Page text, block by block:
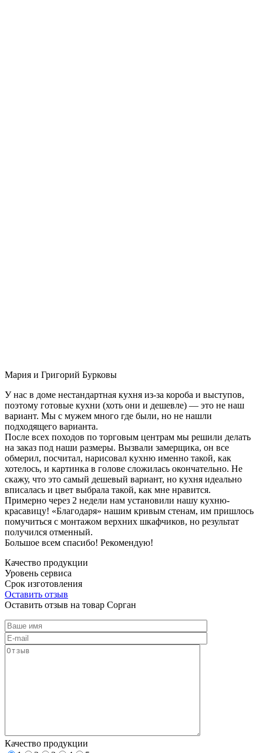
Мария и Григорий Бурковы
У нас в доме нестандартная кухня из-за короба и выступов,
поэтому готовые кухни (хоть они и дешевле) — это не наш
вариант. Мы с мужем много где были, но не нашли
подходящего варианта.
После всех походов по торговым центрам мы решили делать
на заказ под наши размеры. Вызвали замерщика, он все
обмерил, посчитал, нарисовал кухню именно такой, как
хотелось, и картинка в голове сложилась окончательно. Не
скажу, что это самый дешевый вариант, но кухня идеально
вписалась и цвет выбрала такой, как мне нравится.
Примерно через 2 недели нам установили нашу кухню-
красавицу! «Благодаря» нашим кривым стенам, им пришлось
помучиться с монтажом верхних шкафчиков, но результат
получился отменный.
Большое всем спасибо! Рекомендую!
Качество продукции
Уровень сервиса
Срок изготовления
Оставить отзыв
Оставить отзыв на товар Сорган
Качество продукции